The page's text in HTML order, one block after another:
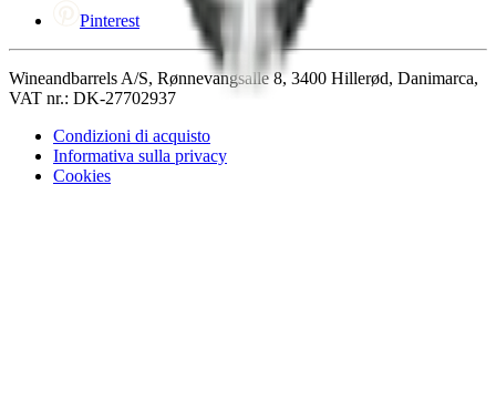
Pinterest
Wineandbarrels A/S, Rønnevangsalle 8, 3400 Hillerød, Danimarca,
VAT nr.: DK-27702937
Condizioni di acquisto
Informativa sulla privacy
Cookies